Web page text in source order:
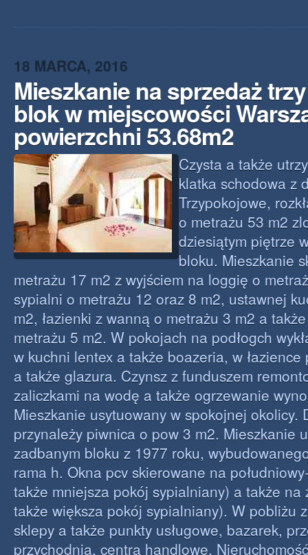
18 MARCA, 2016
Mieszkanie na sprzedaż
blok w miejscowości
powierzchni 53.68m2
Czysta a także
klatka schodowa z
Trzypokojowe,
o metrażu 53 m2
dziesiątym piętrze
bloku. Mieszkanie
metrażu 17 m2 z wyjściem na loggię o
sypialni o metrażu 12 oraz 8 m2, ustawnej
m2, łazienki z wanną o metrażu 3 m2 a
metrażu 5 m2. W pokojach na podłogch
w kuchni lentex a także boazeria, w łazience
a także glazura. Czynsz z funduszem
zaliczkami na wodę a także ogrzewanie
Mieszkanie usytuowany w spokojnej okolicy.
przynależy piwnica o pow 3 m2. Mieszkanie
zadbanym bloku z 1977 roku,
rama h. Okna pcv skierowane na
także mniejsza pokój sypialniany) a także na
także większa pokój sypialniany). W pobliżu
sklepy a także punkty usługowe, bazarek,
przychodnia, centra handlowe.